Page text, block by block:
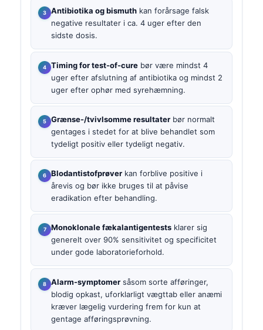
Antibiotika og bismuth kan forårsage falsk
negative resultater i ca. 4 uger efter den
sidste dosis.
Timing for test-of-cure bør være mindst 4
uger efter afslutning af antibiotika og mindst 2
uger efter ophør med syrehæmning.
Grænse-/tvivlsomme resultater bør normalt
gentages i stedet for at blive behandlet som
tydeligt positiv eller tydeligt negativ.
Blodantistofprøver kan forblive positive i
årevis og bør ikke bruges til at påvise
eradikation efter behandling.
Monoklonale fækalantigentests klarer sig
generelt over 90% sensitivitet og specificitet
under gode laboratorieforhold.
Alarm-symptomer såsom sorte afføringer,
blodig opkast, uforklarligt vægttab eller anæmi
kræver lægelig vurdering frem for kun at
gentage afføringsprøvning.